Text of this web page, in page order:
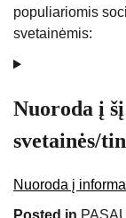
populiariomis
svetainėmis:
Nuoroda į
svetainės/
Nuoroda į